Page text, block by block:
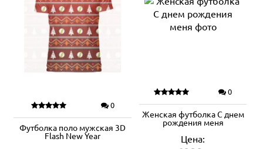
0
Футболка поло мужская 3D
Flash New Year
0
Женская футболка С днем
рождения меня
Цена: